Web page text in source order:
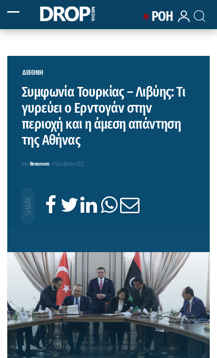
ΡΟΗ
ΔΙΕΘΝΗ
Συμφωνία Τουρκίας – Λιβύης: Τι
γυρεύει o Ερντογάν στην
περιοχή και η άμεση απάντηση
της Αθήνας
Από Newsroom 4 Οκτωβρίου 2022